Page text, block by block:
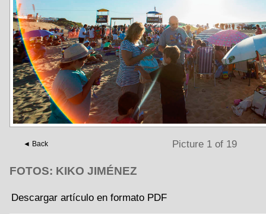
◄ Back Picture 1 of 19
FOTOS: KIKO JIMÉNEZ
Descargar artículo en formato PDF